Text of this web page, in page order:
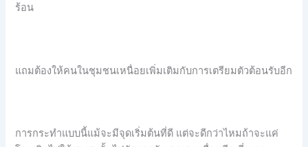
ร้อน
แถมต้องให้คนในชุมชนเหนื่อยเพิ่มเติมกับการเตรียมตัวต้อนรับอีก
การกระทำแบบนี้แม้จะมีจุดเริ่มต้นที่ดี แต่จะดีกว่าไหมถ้าจะแค่